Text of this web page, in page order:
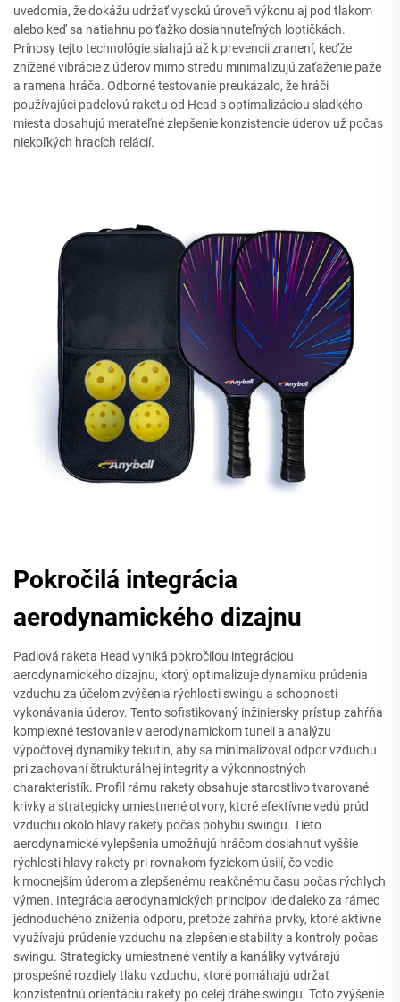
uvedomia, že dokážu udržať vysokú úroveň výkonu aj pod tlakom
alebo keď sa natiahnu po ťažko dosiahnuteľných loptičkách.
Prínosy tejto technológie siahajú až k prevencii zranení, keďže
znížené vibrácie z úderov mimo stredu minimalizujú zaťaženie paže
a ramena hráča. Odborné testovanie preukázalo, že hráči
používajúci padelovú raketu od Head s optimalizáciou sladkého
miesta dosahujú merateľné zlepšenie konzistencie úderov už počas
niekoľkých hracích relácií.
Pokročilá integrácia
aerodynamického dizajnu
Padlová raketa Head vyniká pokročilou integráciou
aerodynamického dizajnu, ktorý optimalizuje dynamiku prúdenia
vzduchu za účelom zvýšenia rýchlosti swingu a schopnosti
vykonávania úderov. Tento sofistikovaný inžiniersky prístup zahŕňa
komplexné testovanie v aerodynamickom tuneli a analýzu
výpočtovej dynamiky tekutín, aby sa minimalizoval odpor vzduchu
pri zachovaní štrukturálnej integrity a výkonnostných
charakteristík. Profil rámu rakety obsahuje starostlivo tvarované
krivky a strategicky umiestnené otvory, ktoré efektívne vedú prúd
vzduchu okolo hlavy rakety počas pohybu swingu. Tieto
aerodynamické vylepšenia umožňujú hráčom dosiahnuť vyššie
rýchlosti hlavy rakety pri rovnakom fyzickom úsilí, čo vedie
k mocnejším úderom a zlepšenému reakčnému času počas rýchlych
výmen. Integrácia aerodynamických princípov ide ďaleko za rámec
jednoduchého zníženia odporu, pretože zahŕňa prvky, ktoré aktívne
využívajú prúdenie vzduchu na zlepšenie stability a kontroly počas
swingu. Strategicky umiestnené ventily a kanáliky vytvárajú
prospešné rozdiely tlaku vzduchu, ktoré pomáhajú udržať
konzistentnú orientáciu rakety po celej dráhe swingu. Toto zvýšenie